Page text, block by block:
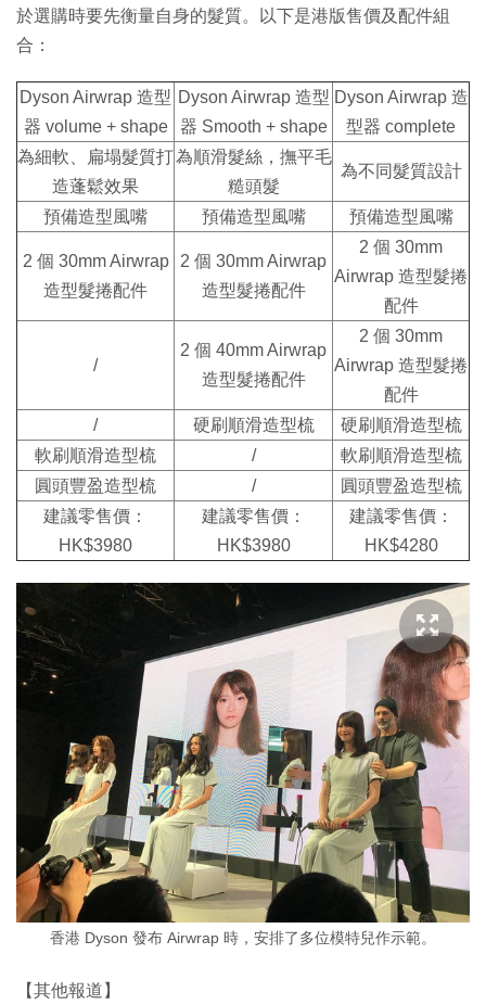
於選購時要先衡量自身的髮質。以下是港版售價及配件組
合：
Dyson Airwrap 造型
器 volume + shape
Dyson Airwrap 造型
器 Smooth + shape
Dyson Airwrap 造
型器 complete
為細軟、扁塌髮質打
造蓬鬆效果
為順滑髮絲，撫平毛
糙頭髮
為不同髮質設計
預備造型風嘴 預備造型風嘴 預備造型風嘴
2 個 30mm Airwrap
造型髮捲配件
2 個 30mm Airwrap
造型髮捲配件
2 個 30mm
Airwrap 造型髮捲
配件
/
2 個 40mm Airwrap
造型髮捲配件
2 個 30mm
Airwrap 造型髮捲
配件
/
硬刷順滑造型梳
硬刷順滑造型梳
軟刷順滑造型梳
/
軟刷順滑造型梳
圓頭豐盈造型梳
/
圓頭豐盈造型梳
建議零售價：
HK$3980
建議零售價：
HK$3980
建議零售價：
HK$4280
香港 Dyson 發布 Airwrap 時，安排了多位模特兒作示範。
【其他報道】